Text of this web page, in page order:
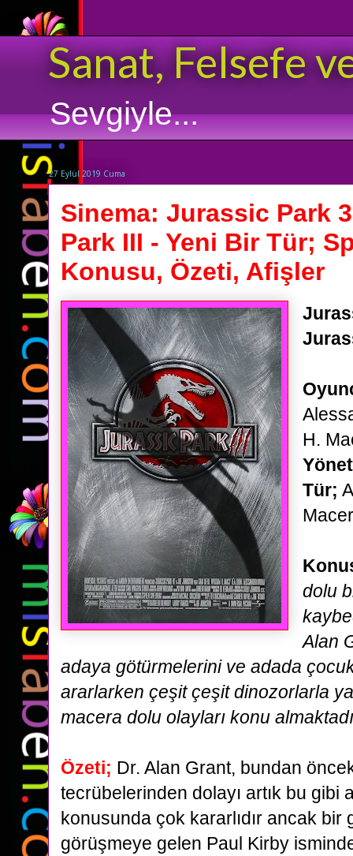
Sanat, Felsefe
Sevgiyle...
27 Eylül 2019 Cuma
Sinema: Jurassic Park
Park III - Yeni Bir Tür;
Konusu, Özeti, Afişler
H.
Tür;
dolu
Alan
adaya götürmelerini ve adada
ararlarken çeşit çeşit dinozorlarla
macera dolu olayları konu
Özeti; Dr. Alan Grant, bundan
tecrübelerinden dolayı artık bu gibi
konusunda çok kararlıdır ancak bir
görüşmeye gelen Paul Kirby